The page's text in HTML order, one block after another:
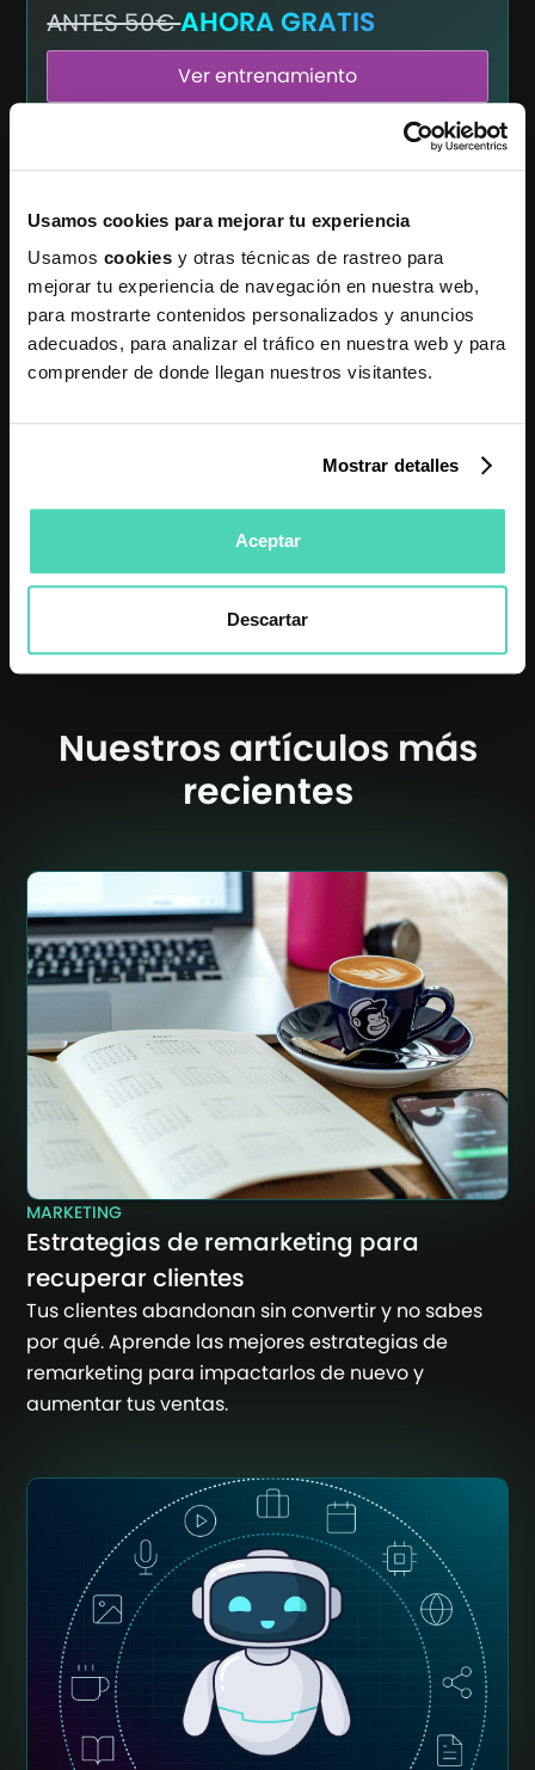
Usamos cookies para mejorar tu experiencia
Usamos cookies y otras técnicas de rastreo para
mejorar tu experiencia de navegación en nuestra web,
para mostrarte contenidos personalizados y anuncios
adecuados, para analizar el tráfico en nuestra web y para
comprender de donde llegan nuestros visitantes.
Mostrar detalles
Aceptar
Descartar
ANTES 50€AHORA GRATIS
Ver entrenamiento
Nuestros artículos más
recientes
MARKETING
Estrategias de remarketing para
recuperar clientes
Tus clientes abandonan sin convertir y no sabes
por qué. Aprende las mejores estrategias de
remarketing para impactarlos de nuevo y
aumentar tus ventas.